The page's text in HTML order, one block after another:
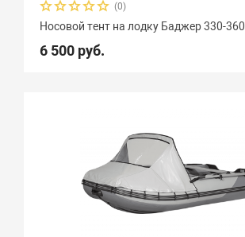
(0)
Носовой тент на лодку Баджер 330-360
6 500 руб.